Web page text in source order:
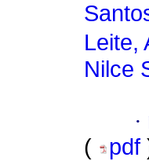
Leite,
Nilce
·
(
pdf